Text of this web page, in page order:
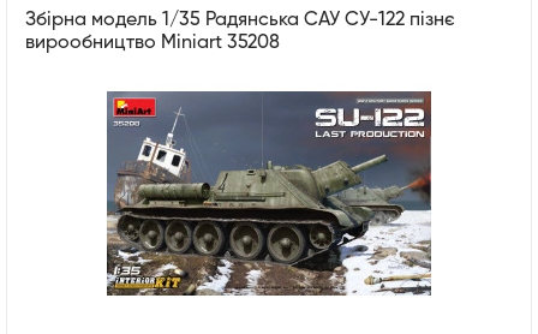
Збірна модель 1/35 Радянська САУ СУ-122 пізнє
вирообництво Miniart 35208